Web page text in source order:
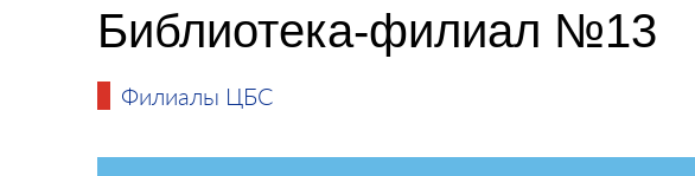
Библиотека-филиал №13
Филиалы ЦБС